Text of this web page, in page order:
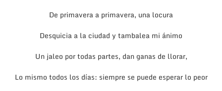
De primavera a primavera, una locura
Desquicia a la ciudad y tambalea mi ánimo
Un jaleo por todas partes, dan ganas de llorar,
Lo mismo todos los días: siempre se puede esperar lo peor